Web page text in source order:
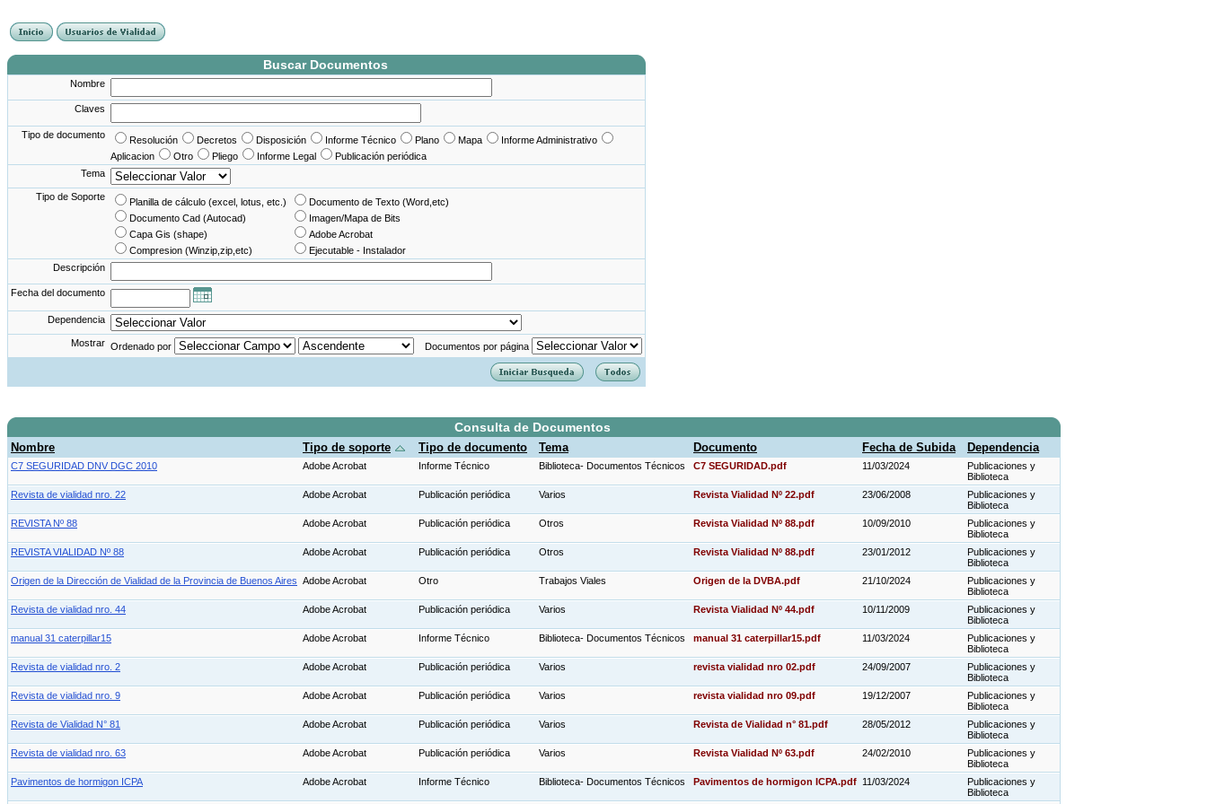
Buscar Documentos
Nombre
Claves
Tipo de documento Resolución Decretos Disposición Informe Técnico Plano Mapa
Informe Administrativo
Aplicacion
Otro Pliego Informe Legal
Publicación periódica
Tema
Tipo de Soporte Planilla de cálculo (excel, lotus, etc.)
Documento de Texto (Word,etc)
Documento Cad (Autocad)
Imagen/Mapa de Bits
Capa Gis (shape)
Adobe Acrobat
Compresion (Winzip,zip,etc)
Ejecutable - Instalador
Descripción
Fecha del documento
Dependencia
Mostrar Ordenado por Documentos por página
Consulta de Documentos
Nombre Tipo de soporte Tipo de documento Tema Documento Fecha de Subida Dependencia
C7 SEGURIDAD DNV DGC 2010 Adobe Acrobat Informe Técnico Biblioteca- Documentos Técnicos C7 SEGURIDAD.pdf 11/03/2024
Publicaciones y
Biblioteca
Revista de vialidad nro. 22
Adobe Acrobat Publicación periódica Varios Revista Vialidad Nº 22.pdf 23/06/2008
Publicaciones y
Biblioteca
REVISTA Nº 88
Adobe Acrobat Publicación periódica Otros Revista Vialidad Nº 88.pdf 10/09/2010
Publicaciones y
Biblioteca
REVISTA VIALIDAD Nº 88
Adobe Acrobat Publicación periódica Otros Revista Vialidad Nº 88.pdf 23/01/2012
Publicaciones y
Biblioteca
Origen de la Dirección de Vialidad de la Provincia de Buenos Aires Adobe Acrobat Otro Trabajos Viales Origen de la DVBA.pdf 21/10/2024
Publicaciones y
Biblioteca
Revista de vialidad nro. 44
Adobe Acrobat Publicación periódica Varios Revista Vialidad Nº 44.pdf 10/11/2009
Publicaciones y
Biblioteca
manual 31 caterpillar15
Adobe Acrobat Informe Técnico Biblioteca- Documentos Técnicos manual 31 caterpillar15.pdf 11/03/2024
Publicaciones y
Biblioteca
Revista de vialidad nro. 2
Adobe Acrobat Publicación periódica Varios revista vialidad nro 02.pdf 24/09/2007
Publicaciones y
Biblioteca
Revista de vialidad nro. 9
Adobe Acrobat Publicación periódica Varios revista vialidad nro 09.pdf 19/12/2007
Publicaciones y
Biblioteca
Revista de Vialidad N° 81
Adobe Acrobat Publicación periódica Varios Revista de Vialidad n° 81.pdf 28/05/2012
Publicaciones y
Biblioteca
Revista de vialidad nro. 63
Adobe Acrobat Publicación periódica Varios Revista Vialidad Nº 63.pdf 24/02/2010
Publicaciones y
Biblioteca
Pavimentos de hormigon ICPA
Adobe Acrobat Informe Técnico Biblioteca- Documentos Técnicos Pavimentos de hormigon ICPA.pdf 11/03/2024
Publicaciones y
Biblioteca